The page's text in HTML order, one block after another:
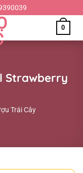
0
Strawberry
Trái Cây